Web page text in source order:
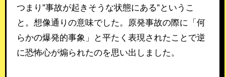
つまり”事故が起きそうな状態にある”というこ
と。想像通りの意味でした。原発事故の際に「何
らかの爆発的事象」と平たく表現されたことで逆
に恐怖心が煽られたのを思い出しました。